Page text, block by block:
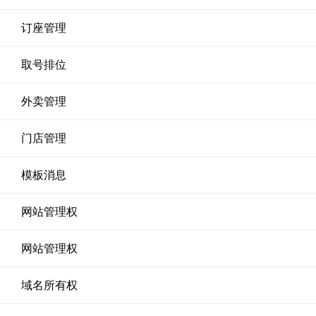
订座管理
取号排位
外卖管理
门店管理
模板消息
网站管理权
网站管理权
域名所有权